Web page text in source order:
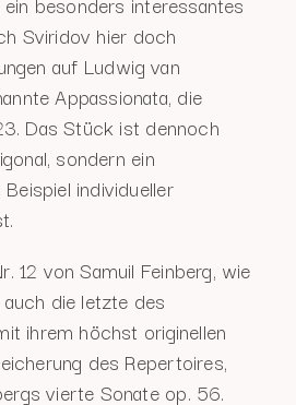
Sviridov hier doch
auf Ludwig van
Appassionata, die
Das Stück ist dennoch
sondern ein
individueller
12 von Samuil Feinberg, wie
die letzte des
ihrem höchst originellen
des Repertoires,
vierte Sonate op. 56.